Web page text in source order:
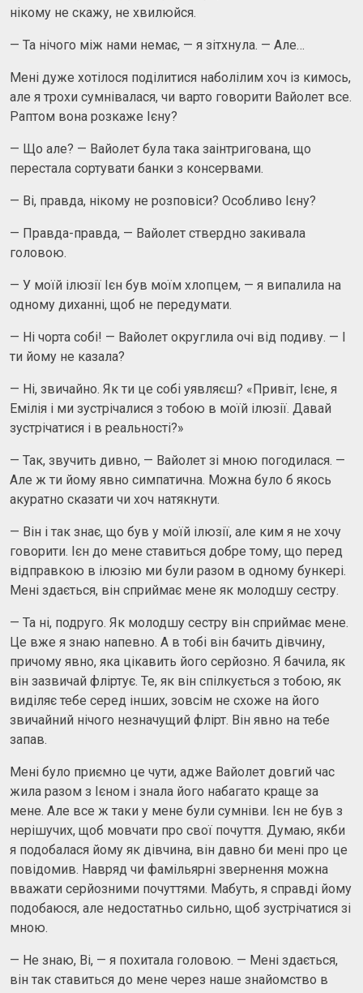
нікому не скажу, не хвилюйся.
— Та нічого між нами немає, — я зітхнула. — Але…
Мені дуже хотілося поділитися наболілим хоч із кимось,
але я трохи сумнівалася, чи варто говорити Вайолет все.
Раптом вона розкаже Ієну?
— Що але? — Вайолет була така заінтригована, що
перестала сортувати банки з консервами.
— Ві, правда, нікому не розповіси? Особливо Ієну?
— Правда-правда, — Вайолет ствердно закивала
головою.
— У моїй ілюзії Ієн був моїм хлопцем, — я випалила на
одному диханні, щоб не передумати.
— Ні чорта собі! — Вайолет округлила очі від подиву. — І
ти йому не казала?
— Ні, звичайно. Як ти це собі уявляєш? «Привіт, Ієне, я
Емілія і ми зустрічалися з тобою в моїй ілюзії. Давай
зустрічатися і в реальності?»
— Так, звучить дивно, — Вайолет зі мною погодилася. —
Але ж ти йому явно симпатична. Можна було б якось
акуратно сказати чи хоч натякнути.
— Він і так знає, що був у моїй ілюзії, але ким я не хочу
говорити. Ієн до мене ставиться добре тому, що перед
відправкою в ілюзію ми були разом в одному бункері.
Мені здається, він сприймає мене як молодшу сестру.
— Та ні, подруго. Як молодшу сестру він сприймає мене.
Це вже я знаю напевно. А в тобі він бачить дівчину,
причому явно, яка цікавить його серйозно. Я бачила, як
він зазвичай фліртує. Те, як він спілкується з тобою, як
виділяє тебе серед інших, зовсім не схоже на його
звичайний нічого незначущий флірт. Він явно на тебе
запав.
Мені було приємно це чути, адже Вайолет довгий час
жила разом з Ієном і знала його набагато краще за
мене. Але все ж таки у мене були сумніви. Ієн не був з
нерішучих, щоб мовчати про свої почуття. Думаю, якби
я подобалася йому як дівчина, він давно би мені про це
повідомив. Навряд чи фамільярні звернення можна
вважати серйозними почуттями. Мабуть, я справді йому
подобаюся, але недостатньо сильно, щоб зустрічатися зі
мною.
— Не знаю, Ві, — я похитала головою. — Мені здається,
він так ставиться до мене через наше знайомство в